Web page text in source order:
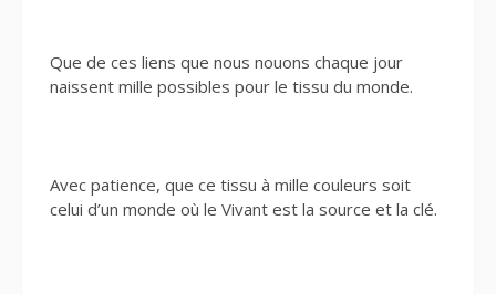
Que de ces liens que nous nouons chaque jour
naissent mille possibles pour le tissu du monde.
Avec patience, que ce tissu à mille couleurs soit
celui d’un monde où le Vivant est la source et la clé.